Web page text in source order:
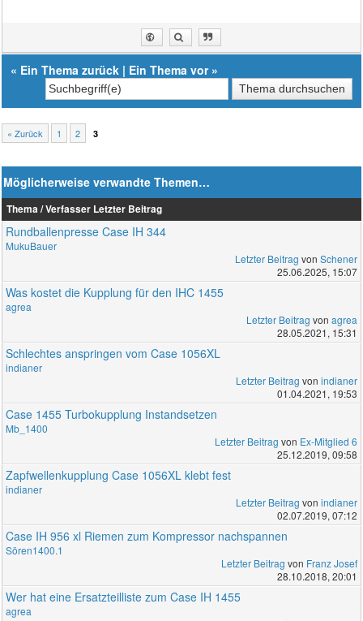
« Ein Thema zurück | Ein Thema vor»
« Zurück 1 2 3
Möglicherweise verwandte Themen…
Thema / Verfasser Letzter Beitrag
Rundballenpresse Case IH 344
MukuBauer
Letzter Beitrag von Schener
25.06.2025, 15:07
Was kostet die Kupplung für den IHC 1455
agrea
Letzter Beitrag von agrea
28.05.2021, 15:31
Schlechtes anspringen vom Case 1056XL
indianer
Letzter Beitrag von indianer
01.04.2021, 19:53
Case 1455 Turbokupplung Instandsetzen
Mb_1400
Letzter Beitrag von Ex-Mitglied 6
25.12.2019, 09:58
Zapfwellenkupplung Case 1056XL klebt fest
indianer
Letzter Beitrag von indianer
02.07.2019, 07:12
Case IH 956 xl Riemen zum Kompressor nachspannen
Sören1400.1
Letzter Beitrag von Franz Josef
28.10.2018, 20:01
Wer hat eine Ersatzteilliste zum Case IH 1455
agrea